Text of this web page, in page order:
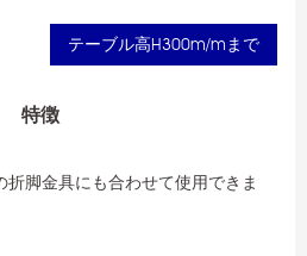
テーブル高H300m/mまで
特徴
折脚金具にも合わせて使用できま